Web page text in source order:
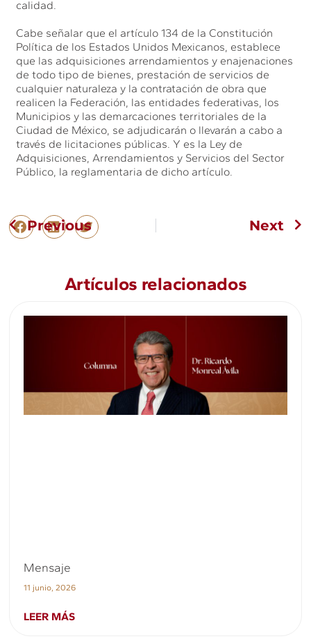
calidad.
Cabe señalar que el artículo 134 de la Constitución
Política de los Estados Unidos Mexicanos, establece
que las adquisiciones arrendamientos y enajenaciones
de todo tipo de bienes, prestación de servicios de
cualquier naturaleza y la contratación de obra que
realicen la Federación, las entidades federativas, los
Municipios y las demarcaciones territoriales de la
Ciudad de México, se adjudicarán o llevarán a cabo a
través de licitaciones públicas. Y es la Ley de
Adquisiciones, Arrendamientos y Servicios del Sector
Público, la reglamentaria de dicho artículo.
Previous Next
Artículos relacionados
Mensaje
11 junio, 2026
LEER MÁS